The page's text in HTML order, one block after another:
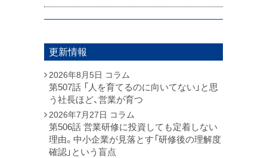
更新情報
2026年8月5日 コラム
第507話 「人を育てるのに向いてない」と思
う社長ほど、営業が育つ
2026年7月27日 コラム
第506話 営業研修に投資しても定着しない
理由。中小企業が見落とす「研修後の理解度
確認」という盲点